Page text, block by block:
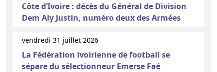
Côte d’Ivoire : décès du Général de Division
Dem Aly Justin, numéro deux des Armées
vendredi 31 juillet 2026
La Fédération ivoirienne de football se
sépare du sélectionneur Emerse Faé